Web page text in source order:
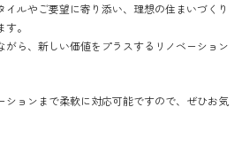
ルやご要望に寄り添い、理想の住まいづくり
。
がら、新しい価値をプラスするリノベーション
ションまで柔軟に対応可能ですので、ぜひお気